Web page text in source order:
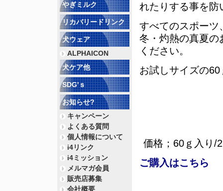
れたりする事を防
すべてのスポーツ
冬・灼熱の真夏の
ください。
お試しサイズの
価格；60ｇ入り/
ご購入はこちら
やぎミルク
リカバリードリンク
犬ウェア
ALPHAICON
犬ケア他
SDG'ｓ
お知らせ?
キャンペーン
よくある質問
個人情報について
i4リンク
i4ミッション
メルマガ会員
販売店募集
会社概要